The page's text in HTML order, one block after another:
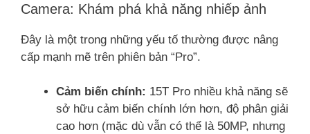
Camera: Khám phá khả năng nhiếp ảnh
Đây là một trong những yếu tố thường được nâng
cấp mạnh mẽ trên phiên bản “Pro”.
Cảm biến chính: 15T Pro nhiều khả năng sẽ
sở hữu cảm biến chính lớn hơn, độ phân giải
cao hơn (mặc dù vẫn có thể là 50MP, nhưng